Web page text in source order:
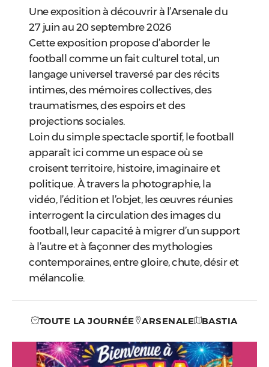
Une exposition à découvrir à l’Arsenale du
27 juin au 20 septembre 2026
Cette exposition propose d’aborder le
football comme un fait culturel total, un
langage universel traversé par des récits
intimes, des mémoires collectives, des
traumatismes, des espoirs et des
projections sociales.
Loin du simple spectacle sportif, le football
apparaît ici comme un espace où se
croisent territoire, histoire, imaginaire et
politique. À travers la photographie, la
vidéo, l’édition et l’objet, les œuvres réunies
interrogent la circulation des images du
football, leur capacité à migrer d’un support
à l’autre et à façonner des mythologies
contemporaines, entre gloire, chute, désir et
mélancolie.
TOUTE LA JOURNÉE ARSENALE BASTIA